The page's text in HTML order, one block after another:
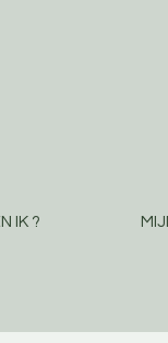
IK ?